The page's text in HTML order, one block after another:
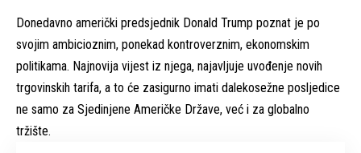
Donedavno američki predsjednik Donald Trump poznat je po
svojim ambicioznim, ponekad kontroverznim, ekonomskim
politikama. Najnovija vijest iz njega, najavljuje uvođenje novih
trgovinskih tarifa, a to će zasigurno imati dalekosežne posljedice
ne samo za Sjedinjene Američke Države, već i za globalno
tržište.